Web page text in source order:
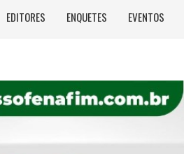
EDITORES ENQUETES EVENTOS